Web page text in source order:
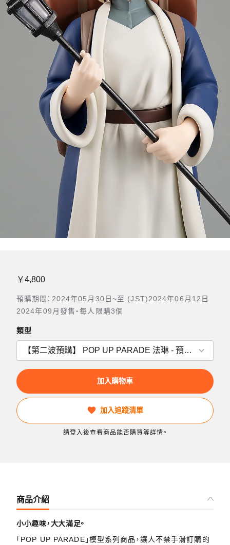
￥4,800
預購期間：2024年05月30日~至 (JST)2024年06月12日
2024年09月發售・每人限購3個
類型
加入購物車
加入追蹤清單
請登入後查看商品能否購買等詳情。
商品介紹
小小趣味，大大滿足。
「POP UP PARADE」模型系列商品，讓人不禁手滑訂購的